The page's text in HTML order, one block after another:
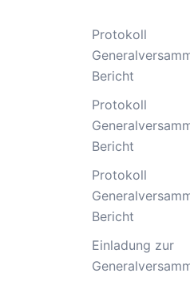
Protokoll
Bericht
Protokoll
Bericht
Protokoll
Bericht
Einladung zur